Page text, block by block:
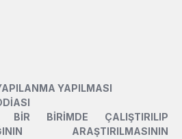
YAPILMASI
BİR BİRİMDE ÇALIŞTIRILIP
ARAŞTIRILMASININ